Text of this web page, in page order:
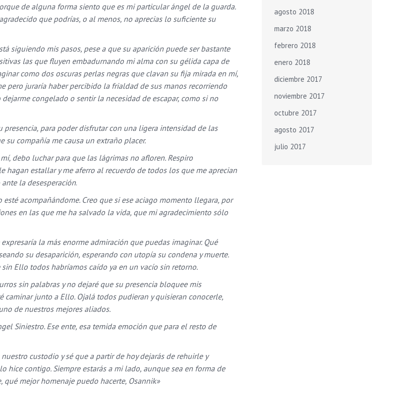
de alguna forma siento que es mi particular ángel de la guarda.
que podrías, o al menos, no aprecias lo suficiente su
siguiendo mis pasos, pese a que su aparición puede ser bastante
las que fluyen embadurnando mi alma con su gélida capa de
como dos oscuras perlas negras que clavan su fija mirada en mí,
pero juraría haber percibido la frialdad de sus manos recorriendo
congelado o sentir la necesidad de escapar, como si no
para poder disfrutar con una ligera intensidad de las
su compañía me causa un extraño placer.
debo luchar para que las lágrimas no afloren. Respiro
estallar y me aferro al recuerdo de todos los que me aprecian
la desesperación.
acompañándome. Creo que si ese aciago momento llegara, por
en las que me ha salvado la vida, que mi agradecimiento sólo
la más enorme admiración que puedas imaginar. Qué
su desaparición, esperando con utopía su condena y muerte.
Ello todos habríamos caído ya en un vacío sin retorno.
sin palabras y no dejaré que su presencia bloquee mis
caminar junto a Ello. Ojalá todos pudieran y quisieran conocerle,
de nuestros mejores aliados.
Siniestro. Ese ente, esa temida emoción que para el resto de
custodio y sé que a partir de hoy dejarás de rehuirle y
hice contigo. Siempre estarás a mi lado, aunque sea en forma de
mejor homenaje puedo hacerte, Osannik»
agosto 2018
marzo 2018
febrero 2018
enero 2018
diciembre 2017
noviembre 2017
octubre 2017
agosto 2017
julio 2017